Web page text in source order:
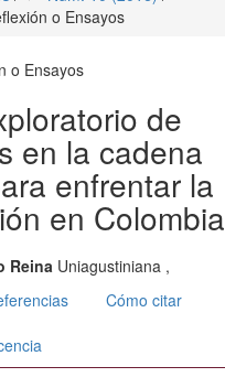
o Ensayos
o Ensayos
de
en la cadena
enfrentar la
en Colombia
Reina Uniagustiniana ,
Cómo citar